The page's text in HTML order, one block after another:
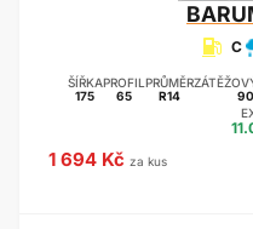
C
ŠÍŘKA
175
PROFIL
65
PRŮMĚR
R14
90
1 694 Kč za kus